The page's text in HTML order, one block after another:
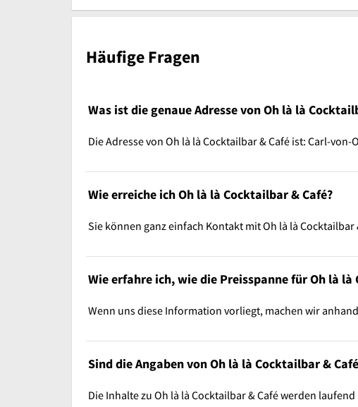
Häufige Fragen
Was ist die genaue Adresse von Oh là là
Die Adresse von Oh là là Cocktailbar & Café ist: Carl-von-
Wie erreiche ich Oh là là Cocktailbar & Café?
Sie können ganz einfach Kontakt mit Oh là là
Wie erfahre ich, wie die Preisspanne für Oh là là
Wenn uns diese Information vorliegt, machen wir
Sind die Angaben von Oh là là Cocktailbar &
Die Inhalte zu Oh là là Cocktailbar & Café werden